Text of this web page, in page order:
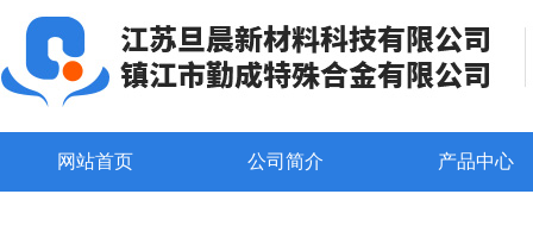
网站首页 公司简介 产品中心